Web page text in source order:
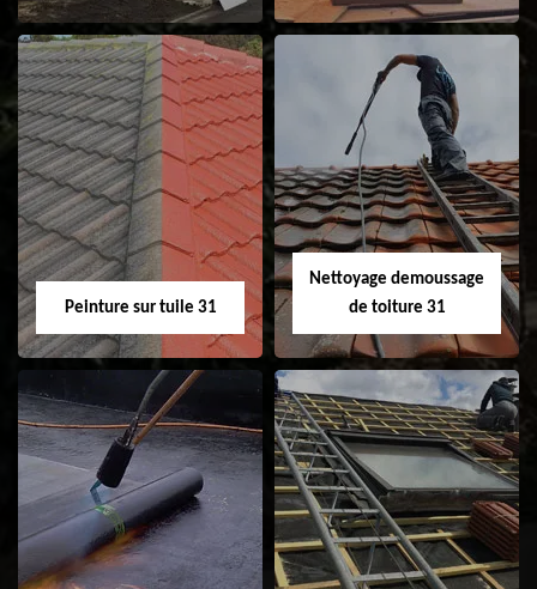
Nettoyage et
ravalement de
façade 31
Isolation toiture 31
Peinture sur tuile 31
Peinture sur tuile
31
Nettoyage demoussage
de toiture 31
Nettoyage
demoussage de
toiture 31